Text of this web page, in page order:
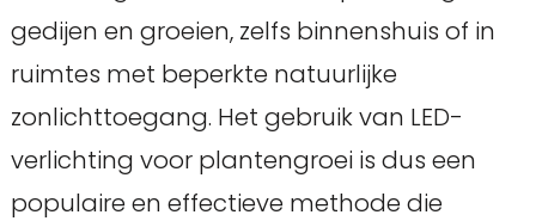
gedijen en groeien, zelfs binnenshuis of in
ruimtes met beperkte natuurlijke
zonlichttoegang. Het gebruik van LED-
verlichting voor plantengroei is dus een
populaire en effectieve methode die